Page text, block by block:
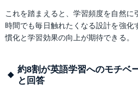
これを踏まえると、学習頻度を自然に
時間でも毎日触れたくなる設計を強化
慣化と学習効果の向上が期待できる。
約8割が英語学習へのモチベ
と回答